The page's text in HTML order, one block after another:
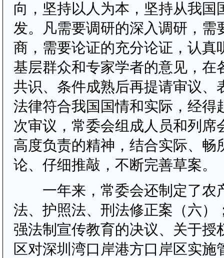
向，坚持以人为本，坚持从我国
发。凡需要调研的深入调研，需
商，需要论证的充分论证，认真
基层群众和专家学者的意见，在
共识、条件成熟后再提请审议、
法律符合我国国情和实际，经得
次审议，常委会组成人员和列席
高度负责的精神，结合实际、畅
论、仔细推敲，不断完善草案。
一年来，常委会还制定了农
法、护照法、刑法修正案（六）
强法制宣传教育的决议、关于授
区对深圳湾口岸港方口岸区实施